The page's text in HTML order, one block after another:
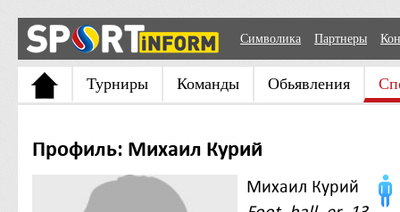
Символика Партнеры
Турниры Команды Обьявления
Профиль: Михаил Курий
Михаил Курий